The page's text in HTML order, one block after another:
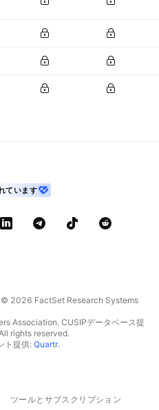
ています
2026 FactSet Research Systems
Association. CUSIPデータベース提
rights reserved.
ト提供: Quartr.
ツールとサブスクリプション